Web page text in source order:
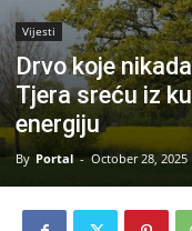
Vijesti
Drvo koje
Tjera sreću iz
energiju
By Portal - October 28, 2025